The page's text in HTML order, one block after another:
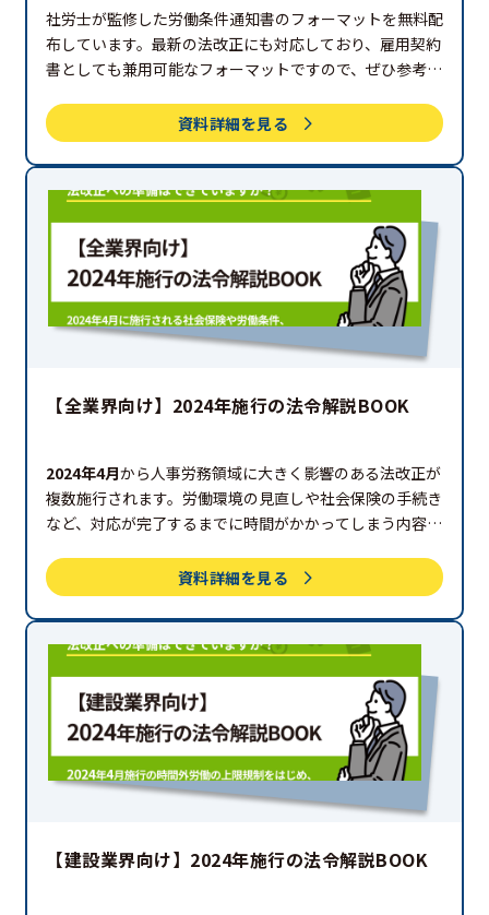
形を配布中！
社労士が監修した労働条件通知書のフォーマットを無料配
布しています。最新の法改正にも対応しており、雇用契約
書としても兼用可能なフォーマットですので、ぜひ参考と
資料詳細を見る
【全業界向け】2024年施行の法令解説BOOK
2024年4月から人事労務領域に大きく影響のある法改正が
複数施行されます。 労働環境の見直しや社会保険の手続き
など、 対応が完了するまでに時間がかかってしまう内容が
早く準備を始める必要があります。
資料詳細を見る
【建設業界向け】2024年施行の法令解説BOOK